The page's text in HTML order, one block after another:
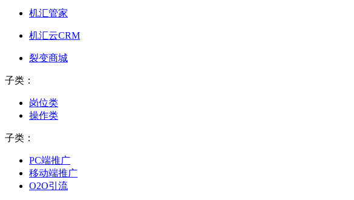
机汇管家
机汇云CRM
裂变商城
子类：
岗位类
操作类
子类：
PC端推广
移动端推广
O2O引流